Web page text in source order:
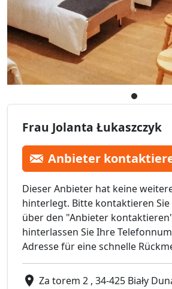
Frau Jolanta Łukaszczyk
Anbieter
Dieser Anbieter hat keine
hinterlegt. Bitte kontaktieren
über den "Anbieter
hinterlassen Sie Ihre
Adresse für eine schnelle
Za torem 2 , 34-425 Biały